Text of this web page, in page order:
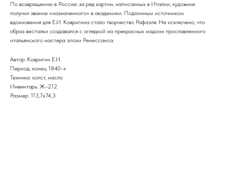
По возвращению в Россию за ряд картин, написанных в Италии, художник
получил звание «назначенного» в академики. Подлинным источником
вдохновения для Е.И. Ковригина стало творчество Рафаэля. Не исключено, что
образ весталки создавался с оглядкой на прекрасных мадонн прославленного
итальянского мастера эпохи Ренессанса.
Автор: Ковригин Е.И.
Период: конец 1840-х
Техника: холст, масло
Инвентарь: Ж–212
Размер: 113,7х74,3